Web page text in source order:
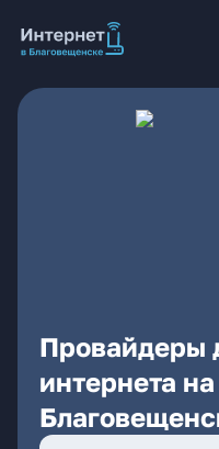
Провайдеры
интернета